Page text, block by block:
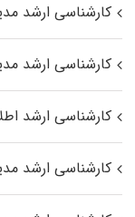
کارشناسی ارشد
کارشناسی ارشد
کارشناسی ارشد
کارشناسی ارشد